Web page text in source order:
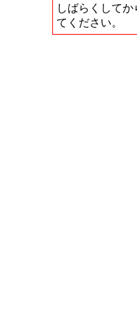
しばらくして
てください。